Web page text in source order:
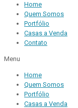
Home
Quem Somos
Portfólio
Casas a Venda
Contato
Menu
Home
Quem Somos
Portfólio
Casas a Venda